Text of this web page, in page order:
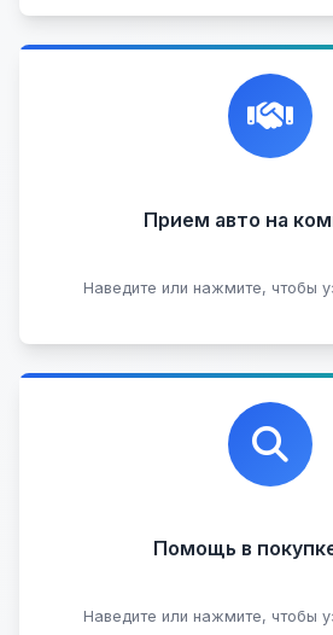
Прием авто на
Наведите или нажмите, чтобы
Честная и профессиональная
переговоры с клиентами,
сопровождение
Оставить на
Помощь в
Наведите или нажмите, чтобы
Профессиональная помощь в
на любых торговых
юридической
Подобрать